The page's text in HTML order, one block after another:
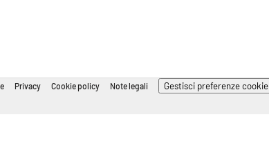
Privacy Cookie policy Note legali Gestisci preferenze cookie